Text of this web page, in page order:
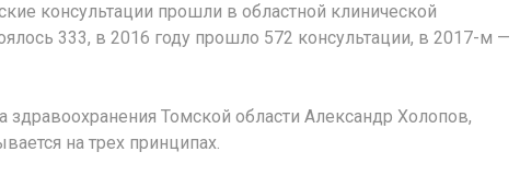
консультации прошли в областной клинической
333, в 2016 году прошло 572 консультации, в 2017-м —
здравоохранения Томской области Александр Холопов,
на трех принципах.